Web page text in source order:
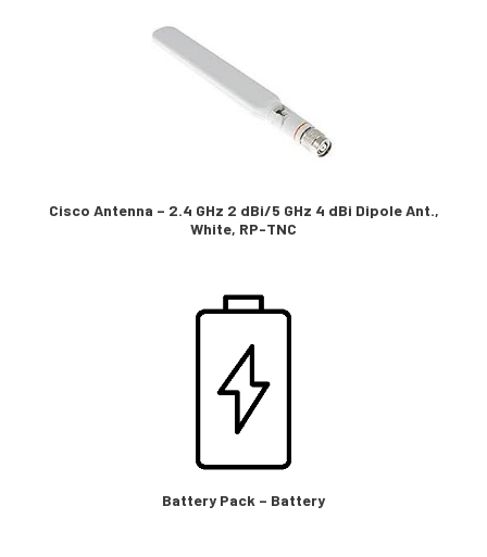
Cisco Antenna – 2.4 GHz 2 dBi/5 GHz 4 dBi Dipole Ant.,
White, RP-TNC
Battery Pack – Battery